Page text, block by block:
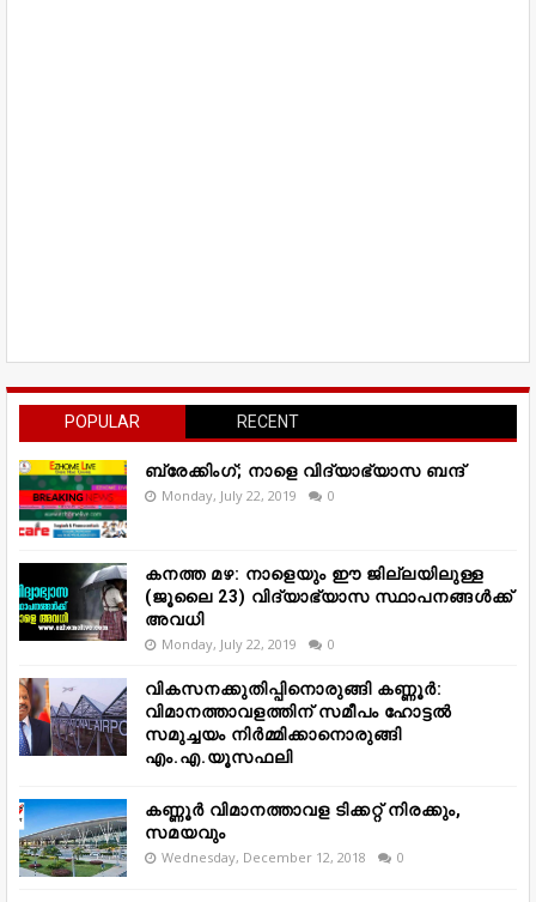
POPULAR RECENT
ബ്രേക്കിംഗ്; നാളെ വിദ്യാഭ്യാസ ബന്ദ്
Monday, July 22, 2019 0
കനത്ത മഴ: നാളെയും ഈ ജില്ലയിലുള്ള
(ജൂലൈ 23) വിദ്യാഭ്യാസ സ്ഥാപനങ്ങൾക്ക്
അവധി
Monday, July 22, 2019 0
വികസനക്കുതിപ്പിനൊരുങ്ങി കണ്ണൂർ:
വിമാനത്താവളത്തിന് സമീപം ഹോട്ടൽ
സമുച്ചയം നിർമ്മിക്കാനൊരുങ്ങി
എം.എ.യൂസഫലി
കണ്ണൂർ വിമാനത്താവള ടിക്കറ്റ് നിരക്കും,
സമയവും
Wednesday, December 12, 2018 0